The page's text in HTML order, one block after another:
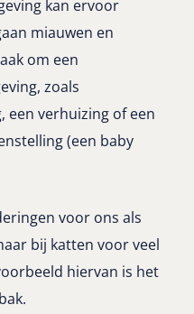
kan ervoor
miauwen en
om een
zoals
een verhuizing of een
(een baby
voor ons als
bij katten voor veel
hiervan is het